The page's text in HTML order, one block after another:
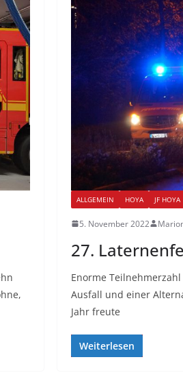
ALLGEMEIN HOYA JF HOYA
5. November 2022
27.
Enorme
Ausfall und einer
Jahr freute
Weiterlesen